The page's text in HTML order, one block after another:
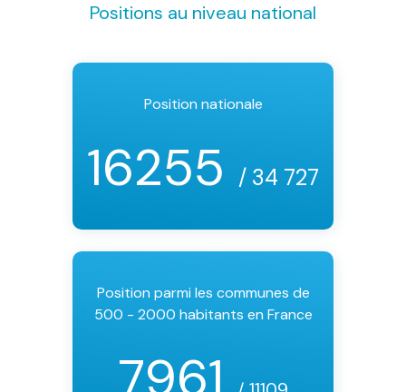
Positions au niveau national
Position nationale
16255 / 34 727
Position parmi les communes de
500 - 2000 habitants en France
7961